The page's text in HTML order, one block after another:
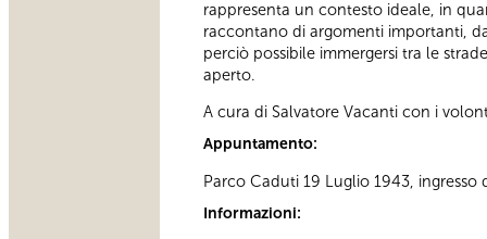
rappresenta un contesto ideale, in
raccontano di argomenti importanti,
perciò possibile immergersi tra le
aperto.
A cura di Salvatore Vacanti con i
Appuntamento:
Parco Caduti 19 Luglio 1943, ingresso
Informazioni: